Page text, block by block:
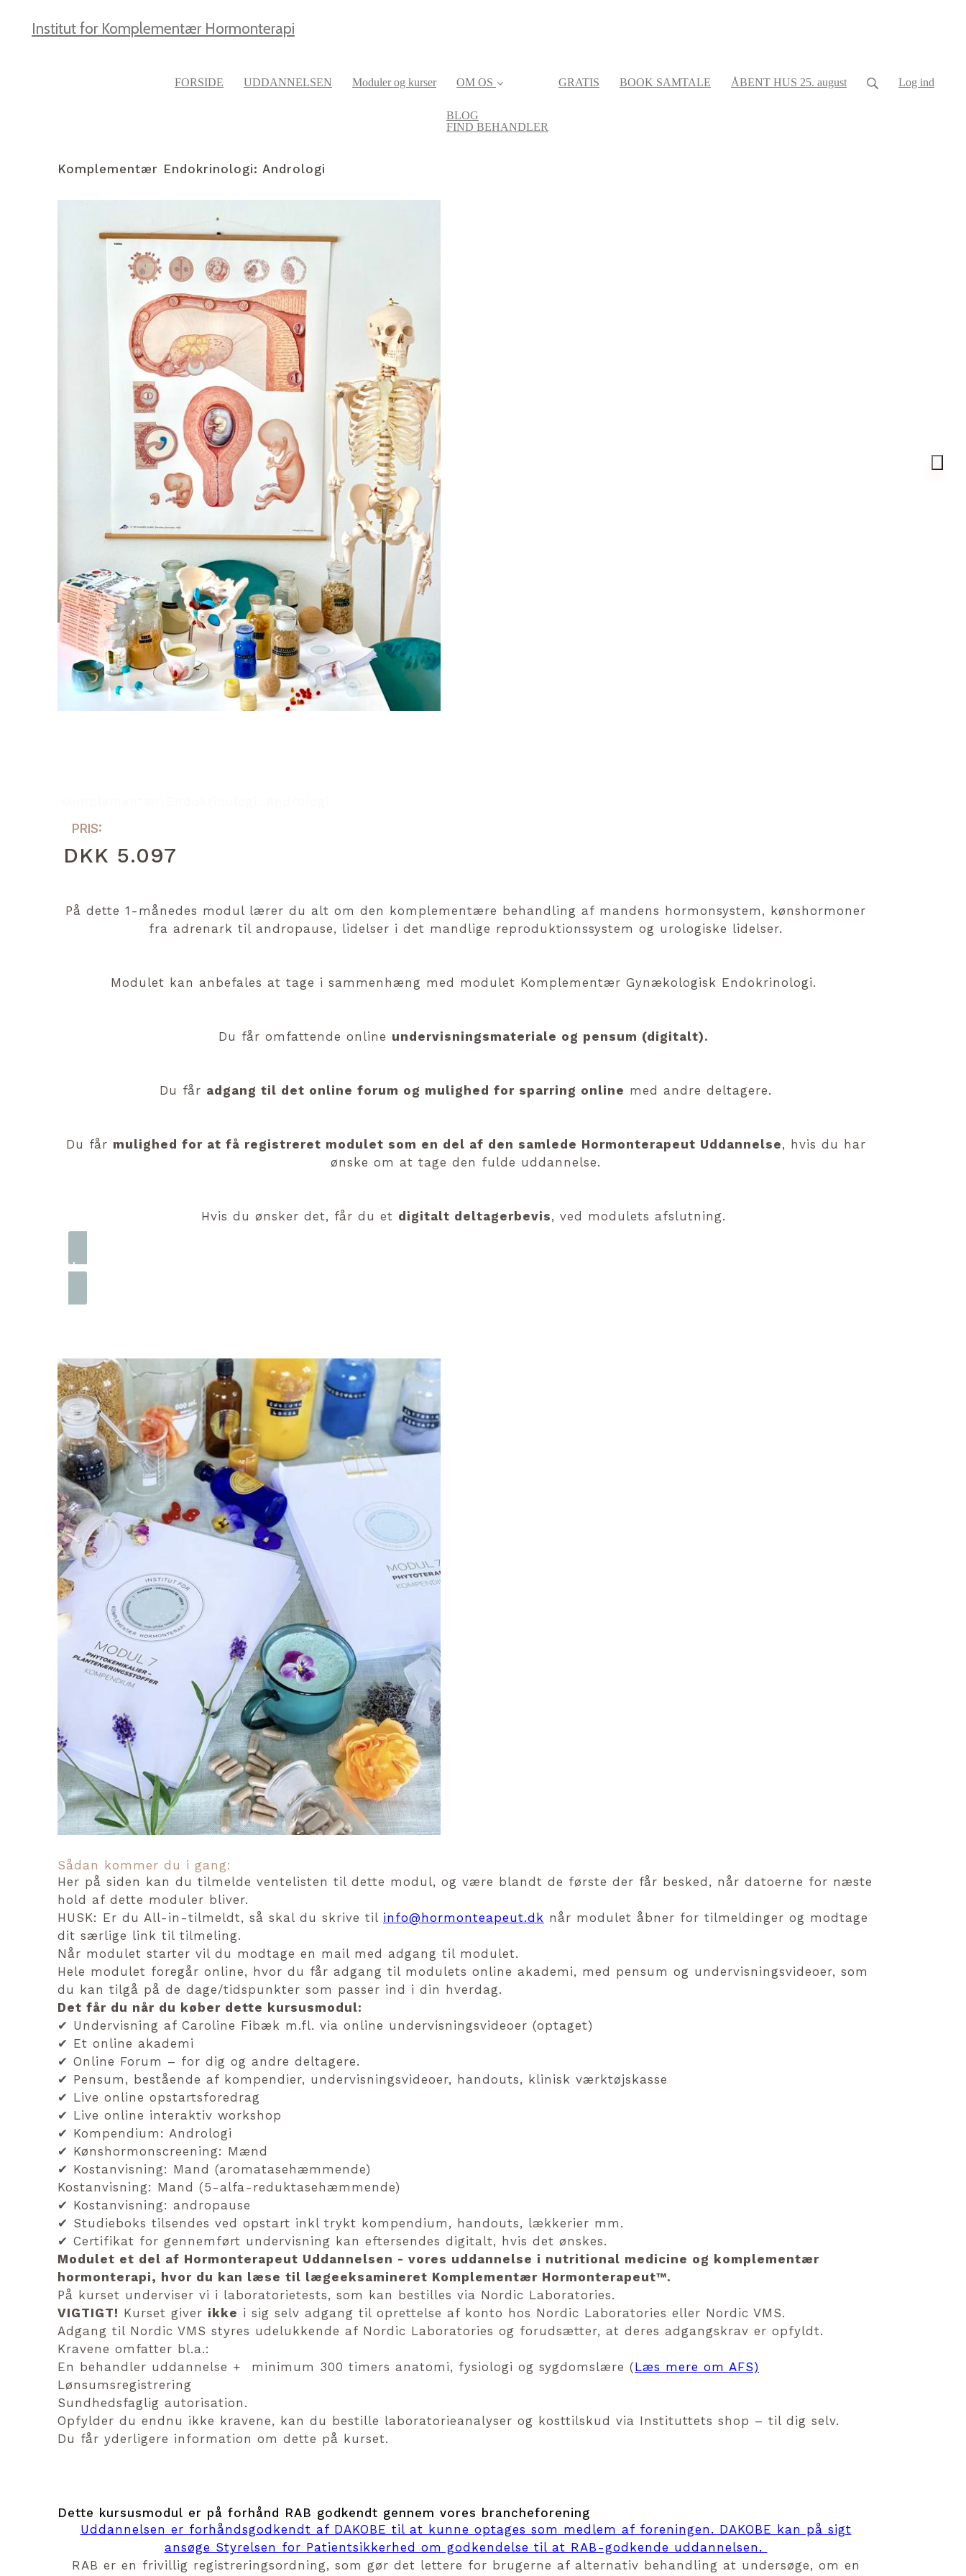
Institut for Komplementær Hormonterapi
FORSIDE UDDANNELSEN Moduler og kurser OM OS
BLOG
FIND BEHANDLER
GRATIS BOOK SAMTALE ÅBENT HUS 25. august Log ind
Komplementær Endokrinologi: Andrologi
PRIS:
DKK 5.097
På dette 1-månedes modul lærer du alt om den komplementære behandling af mandens hormonsystem, kønshormoner
fra adrenark til andropause, lidelser i det mandlige reproduktionssystem og urologiske lidelser.
Modulet kan anbefales at tage i sammenhæng med modulet Komplementær Gynækologisk Endokrinologi.
Du får omfattende online undervisningsmateriale og pensum (digitalt).
Du får adgang til det online forum og mulighed for sparring online med andre deltagere.
Du får mulighed for at få registreret modulet som en del af den samlede Hormonterapeut Uddannelse, hvis du har
ønske om at tage den fulde uddannelse.
Hvis du ønsker det, får du et digitalt deltagerbevis, ved modulets afslutning.
Submit
Sådan kommer du i gang:
Her på siden kan du tilmelde ventelisten til dette modul, og være blandt de første der får besked, når datoerne for næste
hold af dette moduler bliver.
HUSK: Er du All-in-tilmeldt, så skal du skrive til info@hormonteapeut.dk når modulet åbner for tilmeldinger og modtage
dit særlige link til tilmeling.
Når modulet starter vil du modtage en mail med adgang til modulet.
Hele modulet foregår online, hvor du får adgang til modulets online akademi, med pensum og undervisningsvideoer, som
du kan tilgå på de dage/tidspunkter som passer ind i din hverdag.
Det får du når du køber dette kursusmodul:
✔ Undervisning af Caroline Fibæk m.fl. via online undervisningsvideoer (optaget)
✔ Et online akademi
✔ Online Forum – for dig og andre deltagere.
✔ Pensum, bestående af kompendier, undervisningsvideoer, handouts, klinisk værktøjskasse
✔ Live online opstartsforedrag
✔ Live online interaktiv workshop
✔ Kompendium: Andrologi
✔ Kønshormonscreening: Mænd
✔ Kostanvisning: Mand (aromatasehæmmende)
Kostanvisning: Mand (5-alfa-reduktasehæmmende)
✔ Kostanvisning: andropause
✔ Studieboks tilsendes ved opstart inkl trykt kompendium, handouts, lækkerier mm.
✔ Certifikat for gennemført undervisning kan eftersendes digitalt, hvis det ønskes.
Modulet et del af Hormonterapeut Uddannelsen - vores uddannelse i nutritional medicine og komplementær
hormonterapi, hvor du kan læse til lægeeksamineret Komplementær Hormonterapeut™️.
På kurset underviser vi i laboratorietests, som kan bestilles via Nordic Laboratories.
VIGTIGT! Kurset giver ikke i sig selv adgang til oprettelse af konto hos Nordic Laboratories eller Nordic VMS.
Adgang til Nordic VMS styres udelukkende af Nordic Laboratories og forudsætter, at deres adgangskrav er opfyldt.
Kravene omfatter bl.a.:
En behandler uddannelse + minimum 300 timers anatomi, fysiologi og sygdomslære (Læs mere om AFS)
Lønsumsregistrering
Sundhedsfaglig autorisation.
Opfylder du endnu ikke kravene, kan du bestille laboratorieanalyser og kosttilskud via Instituttets shop – til dig selv.
Du får yderligere information om dette på kurset.
Dette kursusmodul er på forhånd RAB godkendt gennem vores brancheforening
Uddannelsen er forhåndsgodkendt af DAKOBE til at kunne optages som medlem af foreningen. DAKOBE kan på sigt
ansøge Styrelsen for Patientsikkerhed om godkendelse til at RAB-godkende uddannelsen.
RAB er en frivillig registreringsordning, som gør det lettere for brugerne af alternativ behandling at undersøge, om en